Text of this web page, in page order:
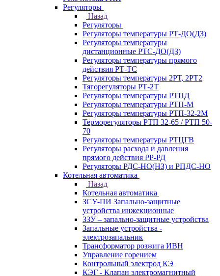
Регуляторы
Назад
Регуляторы
Регуляторы температуры РТ-ДО(ДЗ)
Регуляторы температуры
дистанционные РТС-ДО(ДЗ)
Регуляторы температуры прямого
действия РТ-ТС
Регуляторы температуры 2РТ, 2РT2
Тягорегуляторы РТ-2Т
Регуляторы температуры РТПД
Регуляторы температуры РТП-M
Регуляторы температуры РТП-32-2М
Терморегуляторы РТП 32-65 / РТП 50-
70
Регуляторы температуры РТЦГВ
Регуляторы расхода и давления
прямого действия РР-РД
Регуляторы РДС-НО(НЗ) и РПДС-НО
Котельная автоматика
Назад
Котельная автоматика
ЗСУ-ПИ Запально-защитные
устройства инжекционные
ЗЗУ – запально-защитные устройства
Запальные устройства -
электрозапальник
Трансформатор розжига ИВН
Управление горением
Контрольный электрод КЭ
КЭГ - Клапан электромагнитный